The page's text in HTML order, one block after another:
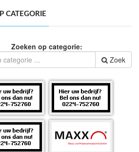
CATEGORIE
Zoeken op categorie:
Zoek